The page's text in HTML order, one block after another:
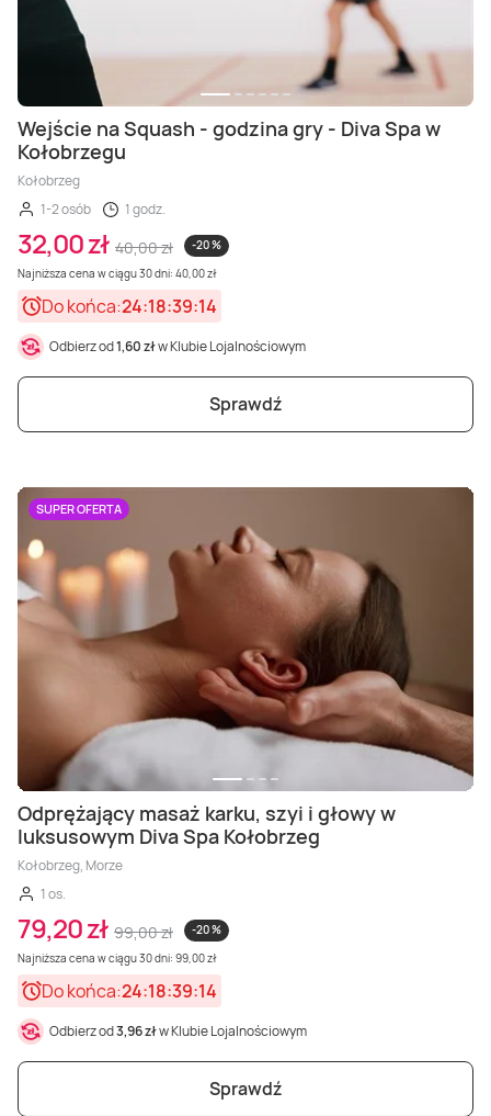
Wejście na Squash - godzina gry - Diva Spa w
Kołobrzegu
Kołobrzeg
1-2 osób
1 godz.
32,00 zł 40,00 zł
-20 %
Najniższa cena w ciągu 30 dni: 40,00 zł
Do końca:24:18:39:12
Odbierz od1,60 złw Klubie Lojalnościowym
Sprawdź
SUPER OFERTA
Odprężający masaż karku, szyi i głowy w
luksusowym Diva Spa Kołobrzeg
Kołobrzeg, Morze
1 os.
79,20 zł 99,00 zł
-20 %
Najniższa cena w ciągu 30 dni: 99,00 zł
Do końca:24:18:39:12
Odbierz od3,96 złw Klubie Lojalnościowym
Sprawdź